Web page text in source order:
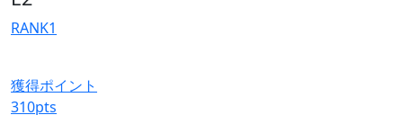
RANK1
獲得ポイント
310pts